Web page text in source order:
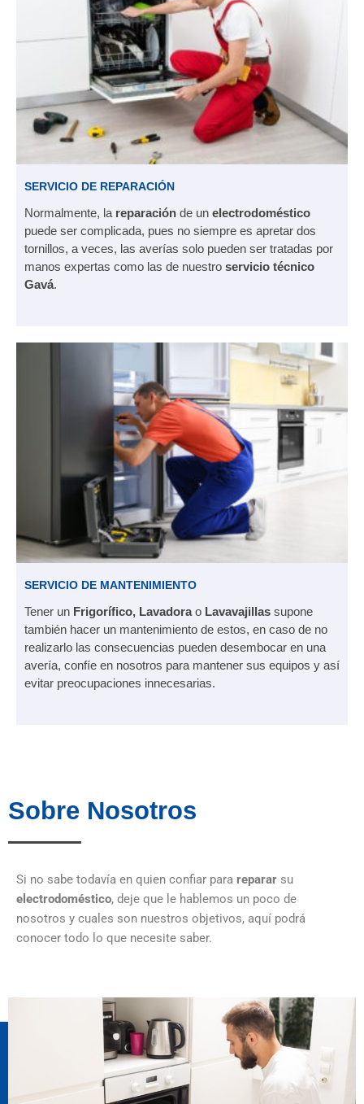
SERVICIO DE REPARACIÓN
Normalmente, la reparación de un electrodoméstico
puede ser complicada, pues no siempre es apretar dos
tornillos, a veces, las averías solo pueden ser tratadas por
manos expertas como las de nuestro servicio técnico
Gavá.
SERVICIO DE MANTENIMIENTO
Tener un Frigorífico, Lavadorao Lavavajillas supone
también hacer un mantenimiento de estos, en caso de no
realizarlo las consecuencias pueden desembocar en una
avería, confíe en nosotros para mantener sus equipos y así
evitar preocupaciones innecesarias.
Sobre Nosotros
Si no sabe todavía en quien confiar para reparar su
electrodoméstico, deje que le hablemos un poco de
nosotros y cuales son nuestros objetivos, aquí podrá
conocer todo lo que necesite saber.